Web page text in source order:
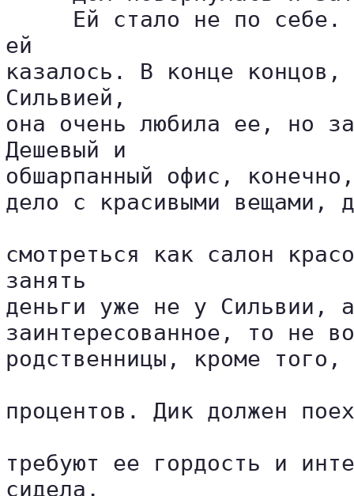
Ей стало не по
ей
казалось. В конце
Сильвией,
она очень любила ее, но
Дешевый и
обшарпанный офис,
дело с красивыми вещами,
смотреться как салон
занять
деньги уже не у Сильвии,
заинтересованное, то не
родственницы, кроме того,
процентов. Дик должен
требуют ее гордость и
сидела,